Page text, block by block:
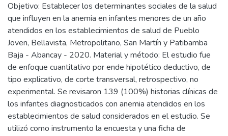
Objetivo: Establecer los determinantes sociales de la salud
que influyen en la anemia en infantes menores de un año
atendidos en los establecimientos de salud de Pueblo
Joven, Bellavista, Metropolitano, San Martín y Patibamba
Baja - Abancay - 2020. Material y método: El estudio fue
de enfoque cuantitativo por ende hipotético deductivo, de
tipo explicativo, de corte transversal, retrospectivo, no
experimental. Se revisaron 139 (100%) historias clínicas de
los infantes diagnosticados con anemia atendidos en los
establecimientos de salud considerados en el estudio. Se
utilizó como instrumento la encuesta y una ficha de